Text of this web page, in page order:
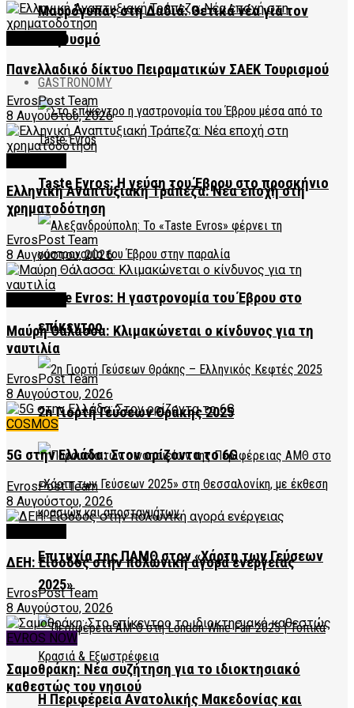
Μαυρόγυπας στη Δαδιά: Θετικά νέα για τον
πληθυσμό
GASTRONOMY
Taste Evros: Η γεύση του Έβρου στο προσκήνιο
Taste Evros: Η γαστρονομία του Έβρου στο
επίκεντρο
2η Γιορτή Γεύσεων Θράκης 2025
Επιτυχία της ΠΑΜΘ στον «Χάρτη των Γεύσεων
2025»
Η Περιφέρεια Ανατολικής Μακεδονίας και
Πανελλαδικό δίκτυο Πειραματικών ΣΑΕΚ Τουρισμού
EvrosPost Team
8 Αυγούστου, 2026
Ελληνική Αναπτυξιακή Τράπεζα: Νέα εποχή στη
χρηματοδότηση
EvrosPost Team
8 Αυγούστου, 2026
Μαύρη Θάλασσα: Κλιμακώνεται ο κίνδυνος για τη
ναυτιλία
EvrosPost Team
8 Αυγούστου, 2026
COSMOS
5G στην Ελλάδα: Στον ορίζοντα το 6G
EvrosPost Team
8 Αυγούστου, 2026
ΔΕΗ: Είσοδος στην πολωνική αγορά ενέργειας
EvrosPost Team
8 Αυγούστου, 2026
EVROS NOW
Σαμοθράκη: Νέα συζήτηση για το ιδιοκτησιακό
καθεστώς του νησιού